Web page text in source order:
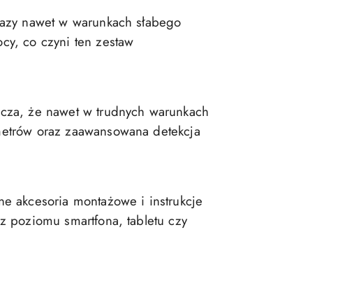
nawet w warunkach słabego
co czyni ten zestaw
że nawet w trudnych warunkach
oraz zaawansowana detekcja
akcesoria montażowe i instrukcje
poziomu smartfona, tabletu czy